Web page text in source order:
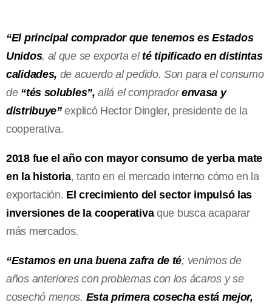
“El principal comprador que tenemos es Estados
Unidos, al que se exporta elté tipificado en distintas
calidades, de acuerdo al pedido. Son para el consumo
de “tés solubles”, allá el compradorenvasa y
distribuye”explicó Hector Dingler, presidente de la
cooperativa.
2018 fue el año con mayor consumo de yerba mate
en la historia, tanto en el mercado interno cómo en la
exportación. El crecimiento del sector impulsó las
inversiones de la cooperativaque busca acaparar
más mercados.
“Estamos en una buena zafra de té; venimos de
años anteriores con problemas con los ácaros y se
cosechó menos. Esta primera cosecha está mejor,